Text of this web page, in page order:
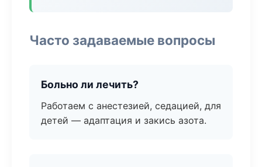
Часто задаваемые вопросы
Больно ли лечить?
Работаем с анестезией, седацией, для
детей — адаптация и закись азота.